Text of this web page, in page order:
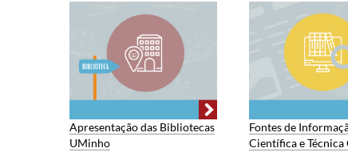
Apresentação das Bibliotecas
UMinho
Fontes de
Científica e Técnica